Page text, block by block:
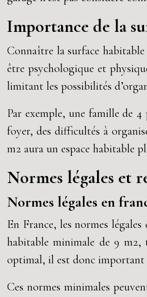
Importance de la
Connaître la surface
être psychologique et
limitant les possibilités
Par exemple, une famille de
foyer, des difficultés à
m2 aura un espace habitable
Normes légales et
Normes légales en
En France, les normes
habitable minimale de 9 m2,
optimal, il est donc important
Ces normes minimales